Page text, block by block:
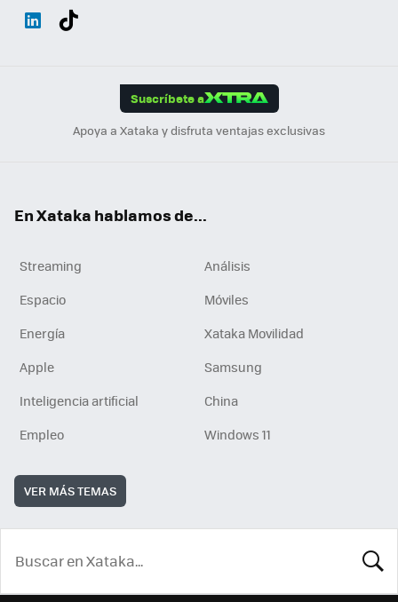
Suscríbete a
Apoya a Xataka y disfruta ventajas exclusivas
En Xataka hablamos de...
Streaming
Análisis
Espacio
Móviles
Energía
Xataka Movilidad
Apple
Samsung
Inteligencia artificial
China
Empleo
Windows 11
VER MÁS TEMAS